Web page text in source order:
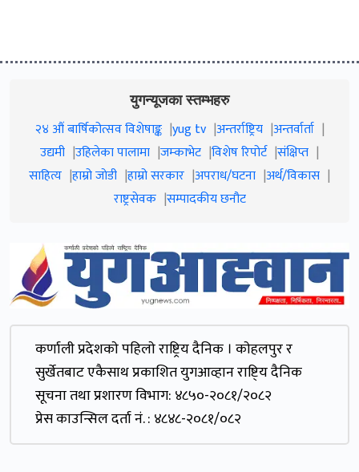
युगन्यूजका स्तम्भहरु
२४ औं बार्षिकोत्सव विशेषाङ्क yug tv अन्तर्राष्ट्रिय अन्तर्वार्ता
उद्यमी उहिलेका पालामा जम्काभेट विशेष रिपोर्ट संक्षिप्त
साहित्य हाम्रो जाेडी हाम्रो सरकार अपराध/घटना अर्थ/विकास
राष्ट्रसेवक सम्पादकीय छनौट
कर्णाली प्रदेशकाे पहिलाे राष्ट्रिय दैनिक । काेहलपुर र
सुर्खेतबाट एकैसाथ प्रकाशित युगआव्हान राष्टि्य दैनिक
सूचना तथा प्रशारण विभाग: ४८५०-२०८१/२०८२
प्रेस काउन्सिल दर्ता नं. : ४८४८-२०८१/०८२